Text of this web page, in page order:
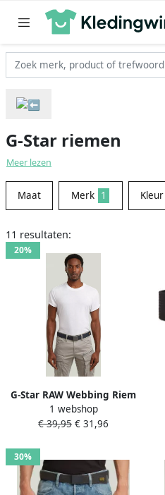
G-Star riemen
Meer lezen
Maat Merk 1 Kleur
11 resultaten:
20%
G-Star RAW Webbing Riem
Meerkleurig Heren
1 webshop
€ 39,95 € 31,96
30%